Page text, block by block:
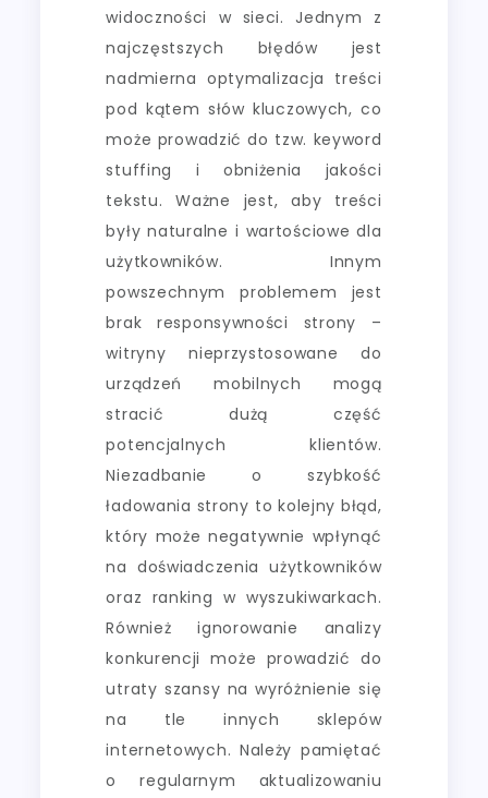
widoczności w sieci. Jednym z
najczęstszych błędów jest
nadmierna optymalizacja treści
pod kątem słów kluczowych, co
może prowadzić do tzw. keyword
stuffing i obniżenia jakości
tekstu. Ważne jest, aby treści
były naturalne i wartościowe dla
użytkowników. Innym
powszechnym problemem jest
brak responsywności strony –
witryny nieprzystosowane do
urządzeń mobilnych mogą
stracić dużą część
potencjalnych klientów.
Niezadbanie o szybkość
ładowania strony to kolejny błąd,
który może negatywnie wpłynąć
na doświadczenia użytkowników
oraz ranking w wyszukiwarkach.
Również ignorowanie analizy
konkurencji może prowadzić do
utraty szansy na wyróżnienie się
na tle innych sklepów
internetowych. Należy pamiętać
o regularnym aktualizowaniu